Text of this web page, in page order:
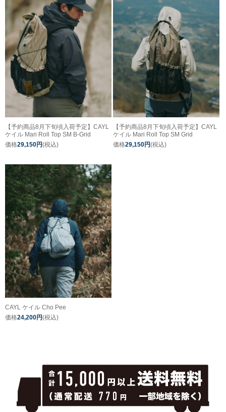
【予約商品8月下旬頃入荷予定】CAYL
ケイル Mari Roll Top SM B-Grid
価格29,150円(税込)
【予約商品8月下旬頃入荷予定】CAYL
ケイル Mari Roll Top SM Grid
価格29,150円(税込)
CAYL ケイル Cho Pee
価格24,200円(税込)